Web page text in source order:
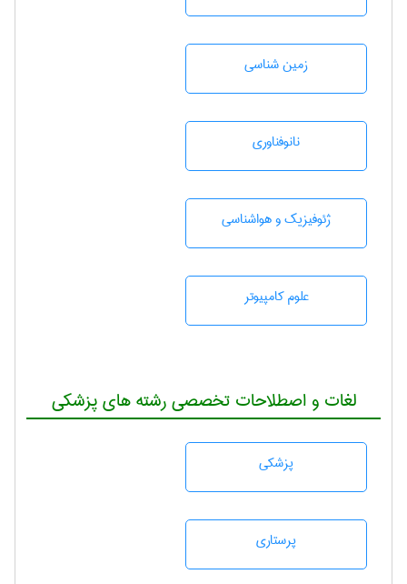
زمين شناسی
نانوفناوری
ژئوفيزيك و هواشناسی
علوم کامپیوتر
لغات و اصطلاحات تخصصی رشته های پزشکی
پزشكی
پرستاری